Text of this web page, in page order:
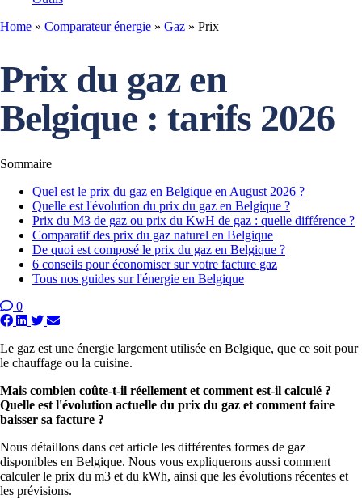
Home » Comparateur énergie » Gaz » Prix
Prix du gaz en
Belgique : tarifs 2026
Sommaire
Quel est le prix du gaz en Belgique en August 2026 ?
Quelle est l'évolution du prix du gaz en Belgique ?
Prix du M3 de gaz ou prix du KwH de gaz : quelle différence ?
Comparatif des prix du gaz naturel en Belgique
De quoi est composé le prix du gaz en Belgique ?
6 conseils pour économiser sur votre facture gaz
Tous nos guides sur l'énergie en Belgique
0
Le gaz est une énergie largement utilisée en Belgique, que ce soit pour
le chauffage ou la cuisine.
Mais combien coûte-t-il réellement et comment est-il calculé ?
Quelle est l'évolution actuelle du prix du gaz et comment faire
baisser sa facture ?
Nous détaillons dans cet article les différentes formes de gaz
disponibles en Belgique. Nous vous expliquerons aussi comment
calculer le prix du m3 et du kWh, ainsi que les évolutions récentes et
les prévisions.